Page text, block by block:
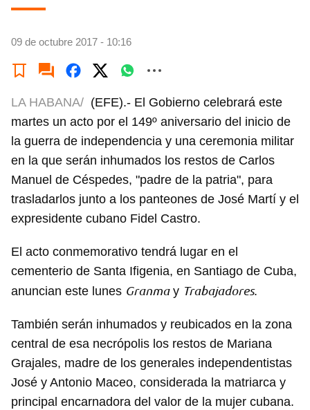
09 de octubre 2017 - 10:16
LA HABANA/ (EFE).- El Gobierno celebrará este
martes un acto por el 149º aniversario del inicio de
la guerra de independencia y una ceremonia militar
en la que serán inhumados los restos de Carlos
Manuel de Céspedes, "padre de la patria", para
trasladarlos junto a los panteones de José Martí y el
expresidente cubano Fidel Castro.
El acto conmemorativo tendrá lugar en el
cementerio de Santa Ifigenia, en Santiago de Cuba,
anuncian este lunes Granmay Trabajadores.
También serán inhumados y reubicados en la zona
central de esa necrópolis los restos de Mariana
Grajales, madre de los generales independentistas
José y Antonio Maceo, considerada la matriarca y
principal encarnadora del valor de la mujer cubana.